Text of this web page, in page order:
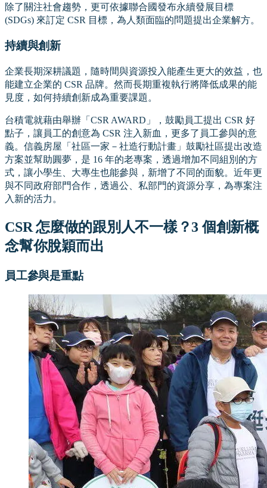
除了關注社會趨勢，更可依據聯合國發布永續發展目標
(SDGs) 來訂定 CSR 目標，為人類面臨的問題提出企業解方。
持續與創新
企業長期深耕議題，隨時間與資源投入能產生更大的效益，也
能建立企業的 CSR 品牌。然而長期重複執行將降低成果的能
見度，如何持續創新成為重要課題。
台積電就藉由舉辦「CSR AWARD」，鼓勵員工提出 CSR 好
點子，讓員工的創意為 CSR 注入新血，更多了員工參與的意
義。信義房屋「社區一家－社造行動計畫」鼓勵社區提出改造
方案並幫助圓夢，是 16 年的老專案，透過增加不同組別的方
式，讓小學生、大專生也能參與，新增了不同的面貌。近年更
與不同政府部門合作，透過公、私部門的資源分享，為專案注
入新的活力。
CSR 怎麼做的跟別人不一樣？3 個創新概
念幫你脫穎而出
員工參與是重點